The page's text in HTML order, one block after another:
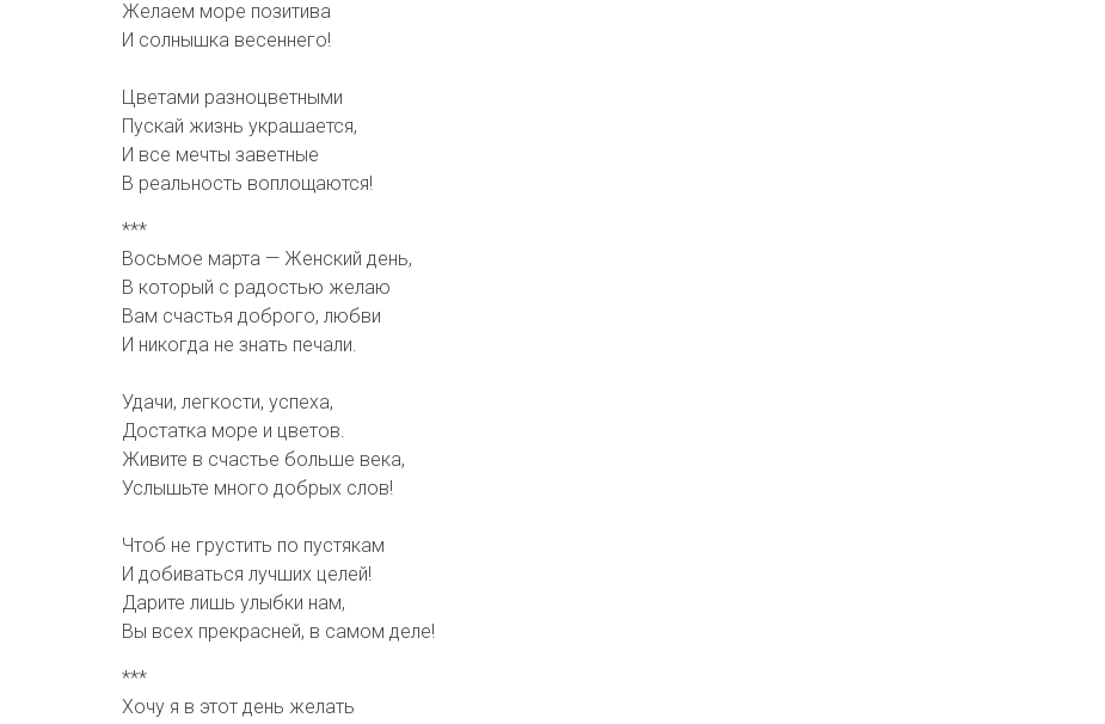
Желаем море позитива
И солнышка весеннего!
Цветами разноцветными
Пускай жизнь украшается,
И все мечты заветные
В реальность воплощаются!
***
Восьмое марта — Женский день,
В который с радостью желаю
Вам счастья доброго, любви
И никогда не знать печали.
Удачи, легкости, успеха,
Достатка море и цветов.
Живите в счастье больше века,
Услышьте много добрых слов!
Чтоб не грустить по пустякам
И добиваться лучших целей!
Дарите лишь улыбки нам,
Вы всех прекрасней, в самом деле!
***
Хочу я в этот день желать